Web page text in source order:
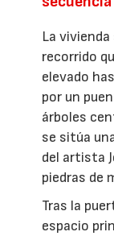
La
recorrido
elevado
por un
árboles
se sitúa
del artista
piedras de
Tras la
espacio